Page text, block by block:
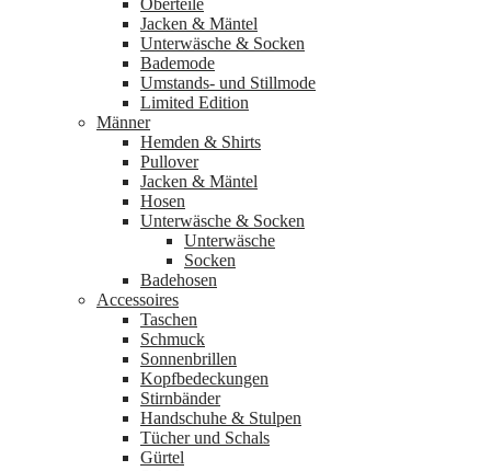
Oberteile
Jacken & Mäntel
Unterwäsche & Socken
Bademode
Umstands- und Stillmode
Limited Edition
Männer
Hemden & Shirts
Pullover
Jacken & Mäntel
Hosen
Unterwäsche & Socken
Unterwäsche
Socken
Badehosen
Accessoires
Taschen
Schmuck
Sonnenbrillen
Kopfbedeckungen
Stirnbänder
Handschuhe & Stulpen
Tücher und Schals
Gürtel